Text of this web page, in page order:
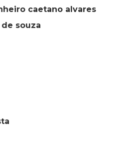
caetano alvares
de souza